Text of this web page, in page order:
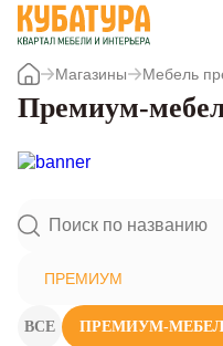
Магазины Мебель
Премиум-
ПРЕМИУМ
ВСЕ ПРЕМИУМ-